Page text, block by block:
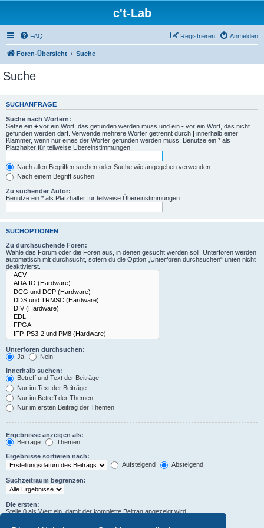
c't-Lab
FAQ Anmelden
Registrieren
Foren-Übersicht Suche
Suche
SUCHANFRAGE
Suche nach Wörtern:
Setze ein + vor ein Wort, das gefunden werden muss und ein - vor ein Wort, das nicht
gefunden werden darf. Verwende mehrere Wörter getrennt durch | innerhalb einer
Klammer, wenn nur eines der Wörter gefunden werden muss. Benutze ein * als
Platzhalter für teilweise Übereinstimmungen.
Nach allen Begriffen suchen oder Suche wie angegeben verwenden
Nach einem Begriff suchen
Zu suchender Autor:
Benutze ein * als Platzhalter für teilweise Übereinstimmungen.
SUCHOPTIONEN
Zu durchsuchende Foren:
Wähle das Forum oder die Foren aus, in denen gesucht werden soll. Unterforen werden
automatisch mit durchsucht, sofern du die Option „Unterforen durchsuchen“ unten nicht
deaktivierst.
Unterforen durchsuchen:
Ja
Nein
Innerhalb suchen:
Betreff und Text der Beiträge
Nur im Text der Beiträge
Nur im Betreff der Themen
Nur im ersten Beitrag der Themen
Ergebnisse anzeigen als:
Beiträge
Themen
Ergebnisse sortieren nach:
Aufsteigend
Absteigend
Suchzeitraum begrenzen:
Die ersten:
Stelle 0 als Wert ein, damit der komplette Beitrag angezeigt wird.